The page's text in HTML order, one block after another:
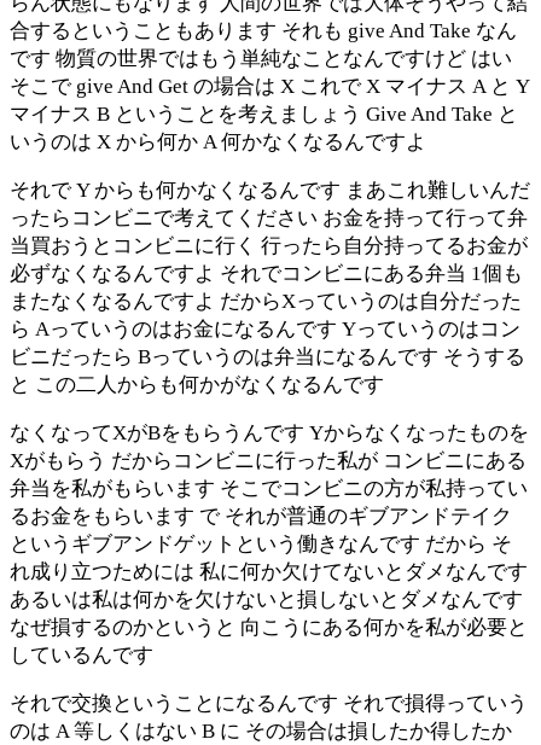
合するということもあります それも give And Take なん
です 物質の世界ではもう単純なことなんですけど はい
そこで give And Get の場合は X これで X マイナス A と Y
マイナス B ということを考えましょう Give And Take と
いうのは X から何か A 何かなくなるんですよ
それで Y からも何かなくなるんです まあこれ難しいんだ
ったらコンビニで考えてください お金を持って行って弁
当買おうとコンビニに行く 行ったら自分持ってるお金が
必ずなくなるんですよ それでコンビニにある弁当 1個も
またなくなるんですよ だからXっていうのは自分だった
ら Aっていうのはお金になるんです Yっていうのはコン
ビニだったら Bっていうのは弁当になるんです そうする
と この二人からも何かがなくなるんです
なくなってXがBをもらうんです Yからなくなったものを
Xがもらう だからコンビニに行った私が コンビニにある
弁当を私がもらいます そこでコンビニの方が私持ってい
るお金をもらいます で それが普通のギブアンドテイク
というギブアンドゲットという働きなんです だから そ
れ成り立つためには 私に何か欠けてないとダメなんです
あるいは私は何かを欠けないと損しないとダメなんです
なぜ損するのかというと 向こうにある何かを私が必要と
しているんです
それで交換ということになるんです それで損得っていう
のは A 等しくはない B に その場合は損したか得したか